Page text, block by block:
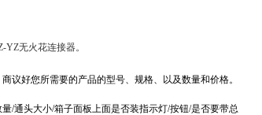
YZ无火花连接器。
议好您所需要的产品的型号、规格、以及数量和价格。
/通头大小/箱子面板上面是否装指示灯/按钮/是否要带总